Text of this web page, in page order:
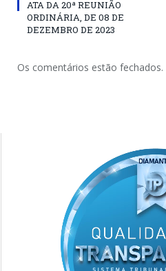
ATA DA 20ª REUNIÃO
ORDINÁRIA, DE 08 DE
DEZEMBRO DE 2023
Os comentários estão fechados.